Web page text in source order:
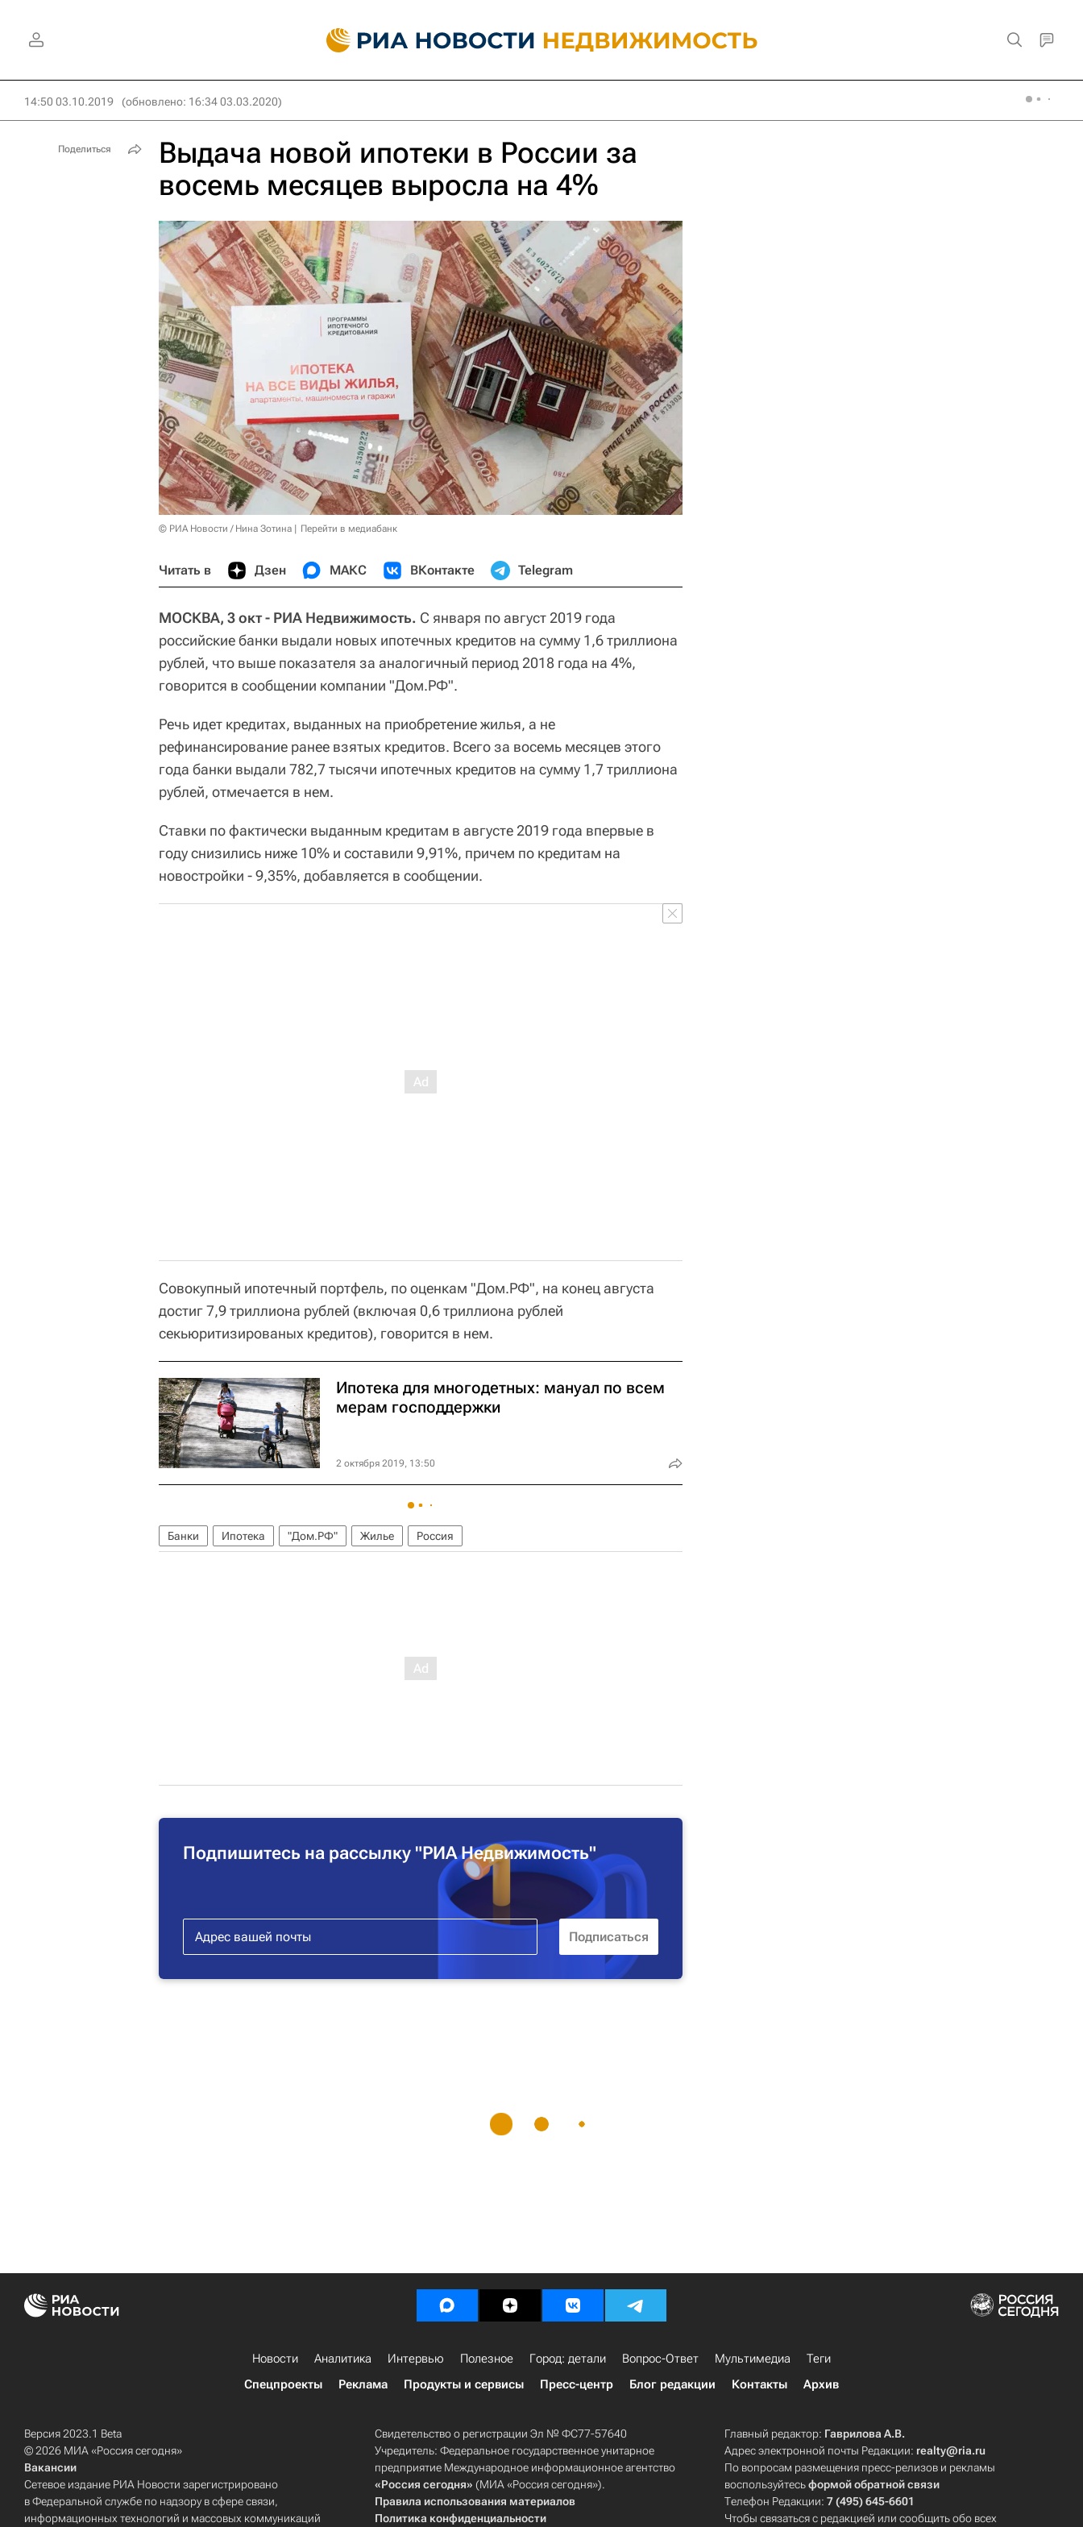
14:50 03.10.2019 (обновлено: 16:34 03.03.2020)
Выдача новой ипотеки в России за
восемь месяцев выросла на 4%
© РИА Новости / Нина Зотина Перейти в медиабанк
Читать в Дзен МАКС ВКонтакте Telegram
МОСКВА, 3 окт - РИА Недвижимость. С января по август 2019 года
российские банки выдали новых ипотечных кредитов на сумму 1,6 триллиона
рублей, что выше показателя за аналогичный период 2018 года на 4%,
говорится в сообщении компании "Дом.РФ".
Речь идет кредитах, выданных на приобретение жилья, а не
рефинансирование ранее взятых кредитов. Всего за восемь месяцев этого
года банки выдали 782,7 тысячи ипотечных кредитов на сумму 1,7 триллиона
рублей, отмечается в нем.
Ставки по фактически выданным кредитам в августе 2019 года впервые в
году снизились ниже 10% и составили 9,91%, причем по кредитам на
новостройки - 9,35%, добавляется в сообщении.
Совокупный ипотечный портфель, по оценкам "Дом.РФ", на конец августа
достиг 7,9 триллиона рублей (включая 0,6 триллиона рублей
секьюритизированых кредитов), говорится в нем.
Ипотека для многодетных: мануал по всем
мерам господдержки
2 октября 2019, 13:50
Банки Ипотека "Дом.РФ" Жилье Россия
Подпишитесь на рассылку "РИА Недвижимость"
Поделиться
Новости Аналитика Интервью Полезное Город: детали Вопрос-Ответ Мультимедиа
Теги
Спецпроекты
Реклама Продукты и сервисы Пресс-центр Блог редакции Контакты Архив
Версия 2023.1 Beta
© 2026 МИА «Россия сегодня»
Вакансии
Сетевое издание РИА Новости зарегистрировано
в Федеральной службе по надзору в сфере связи,
информационных технологий и массовых коммуникаций
Свидетельство о регистрации Эл № ФС77-57640
Учредитель: Федеральное государственное унитарное
предприятие Международное информационное агентство
«Россия сегодня» (МИА «Россия сегодня»).
Правила использования материалов
Политика конфиденциальности
Главный редактор: Гаврилова А.В.
Адрес электронной почты Редакции: realty@ria.ru
По вопросам размещения пресс-релизов и рекламы
воспользуйтесьформой обратной связи
Телефон Редакции:7 (495) 645-6601
Чтобы связаться с редакцией или сообщить обо всех